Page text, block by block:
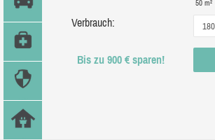
50 m²
Verbrauch:
Bis zu 900 € sparen!